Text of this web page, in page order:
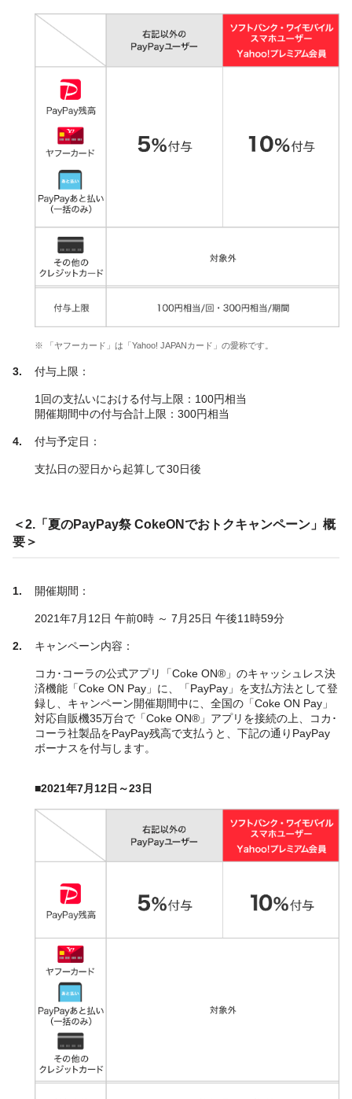
※ 「ヤフーカード」は「Yahoo! JAPANカード」の愛称です。
付与上限：
1回の支払いにおける付与上限：100円相当
開催期間中の付与合計上限：300円相当
付与予定日：
支払日の翌日から起算して30日後
＜2.「夏のPayPay祭 CokeONでおトクキャンペーン」概
要＞
開催期間：
2021年7月12日 午前0時 ～ 7月25日 午後11時59分
キャンペーン内容：
コカ･コーラの公式アプリ「Coke ON®」のキャッシュレス決
済機能「Coke ON Pay」に、「PayPay」を支払方法として登
録し、キャンペーン開催期間中に、全国の「Coke ON Pay」
対応自販機35万台で「Coke ON®」アプリを接続の上、コカ･
コーラ社製品をPayPay残高で支払うと、下記の通りPayPay
ボーナスを付与します。
■2021年7月12日～23日